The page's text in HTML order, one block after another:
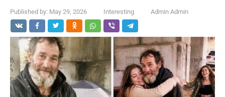
Published by: May 29, 2026 Interesting Admin Admin